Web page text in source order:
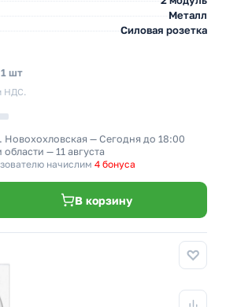
Металл
Силовая розетка
шт
НДС.
Новохохловская — Сегодня до 18:00
— 11 августа
начислим 4 бонуса
В корзину